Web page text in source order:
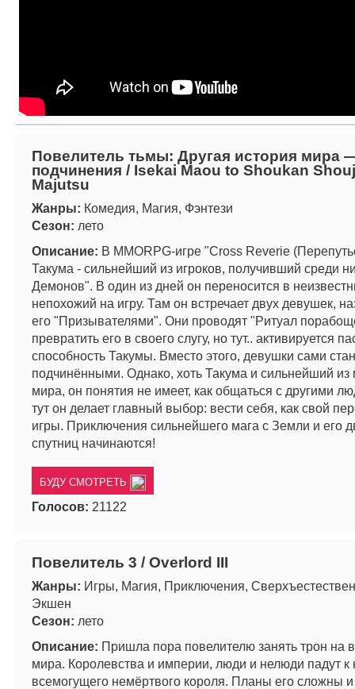
Повелитель тьмы: Другая история мира
подчинения / Isekai Maou to Shoukan
Majutsu
Жанры: Комедия, Магия, Фэнтези
Сезон: лето
Описание: В MMORPG-игре "Cross Reverie
Такума - сильнейший из игроков, получивший среди
Демонов". В один из дней он переносится в
непохожий на игру. Там он встречает двух девушек,
его "Призывателями". Они проводят "Ритуал
превратить его в своего слугу, но тут.. активируется
способность Такумы. Вместо этого, девушки сами
подчинёнными. Однако, хоть Такума и сильнейший из
мира, он понятия не имеет, как общаться с другими
тут он делает главный выбор: вести себя, как свой
игры. Приключения сильнейшего мага с Земли и его
спутниц начинаются!
БУДУ СМОТРЕТЬ
Голосов: 21122
Повелитель 3 / Overlord III
Жанры: Игры, Магия, Приключения,
Экшен
Сезон: лето
Описание: Пришла пора повелителю занять трон на
мира. Королевства и империи, люди и нелюди падут к
всемогущего немёртвого короля. Планы его сложны